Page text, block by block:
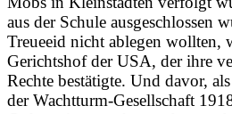
aus der Schule ausgeschlossen
Treueeid nicht ablegen wollten,
Gerichtshof der USA, der ihre
Rechte bestätigte. Und davor,
der Wachtturm-Gesellschaft